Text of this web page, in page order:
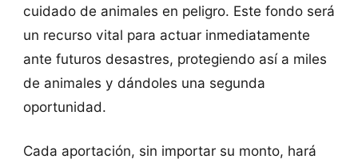
cuidado de animales en peligro. Este fondo será
un recurso vital para actuar inmediatamente
ante futuros desastres, protegiendo así a miles
de animales y dándoles una segunda
oportunidad.
Cada aportación, sin importar su monto, hará